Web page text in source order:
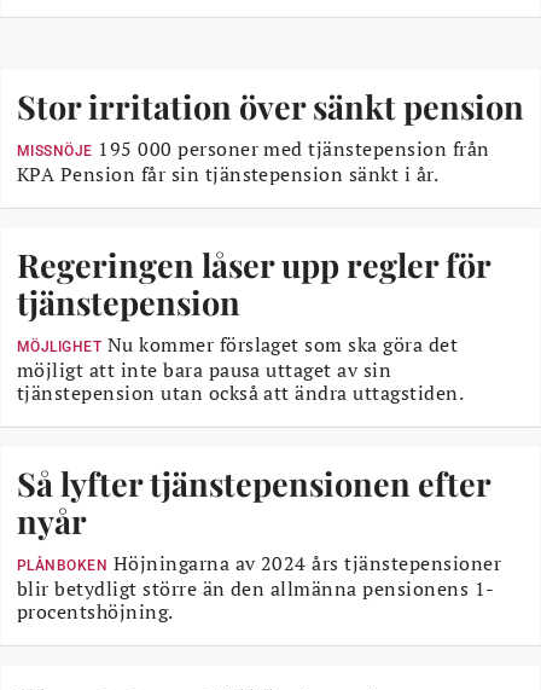
Stor irritation över sänkt pension
MISSNÖJE 195 000 personer med tjänstepension från
KPA Pension får sin tjänstepension sänkt i år.
Regeringen låser upp regler för
tjänstepension
MÖJLIGHET Nu kommer förslaget som ska göra det
möjligt att inte bara pausa uttaget av sin
tjänstepension utan också att ändra uttagstiden.
Så lyfter tjänstepensionen efter
nyår
PLÅNBOKEN Höjningarna av 2024 års tjänstepensioner
blir betydligt större än den allmänna pensionens 1-
procentshöjning.